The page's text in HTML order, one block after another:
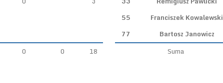
0 0 18
55
Franciszek Kowalewski
77
Bartosz Janowicz
Suma